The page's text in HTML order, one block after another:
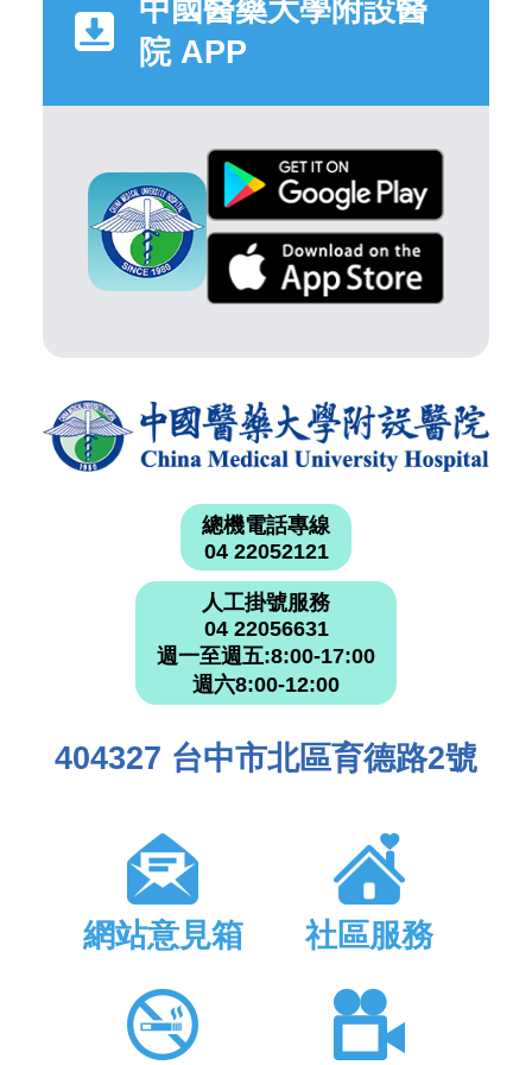
中國醫藥大學附設醫
院 APP
總機電話專線
04 22052121
人工掛號服務
04 22056631
週一至週五:8:00-17:00
週六8:00-12:00
404327 台中市北區育德路2號
網站意見箱 社區服務